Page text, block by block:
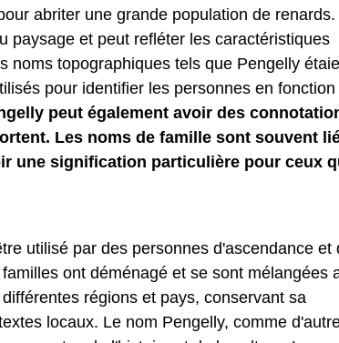
abriter une grande population de renards.
paysage et peut refléter les caractéristiques
noms topographiques tels que Pengelly
pour identifier les personnes en fonction
peut également avoir des
Les noms de famille sont souvent
une signification particulière pour ceux
utilisé par des personnes d'ascendance et
ont déménagé et se sont mélangées
régions et pays, conservant sa
locaux. Le nom Pengelly, comme